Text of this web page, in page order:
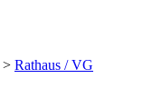
> Rathaus / VG